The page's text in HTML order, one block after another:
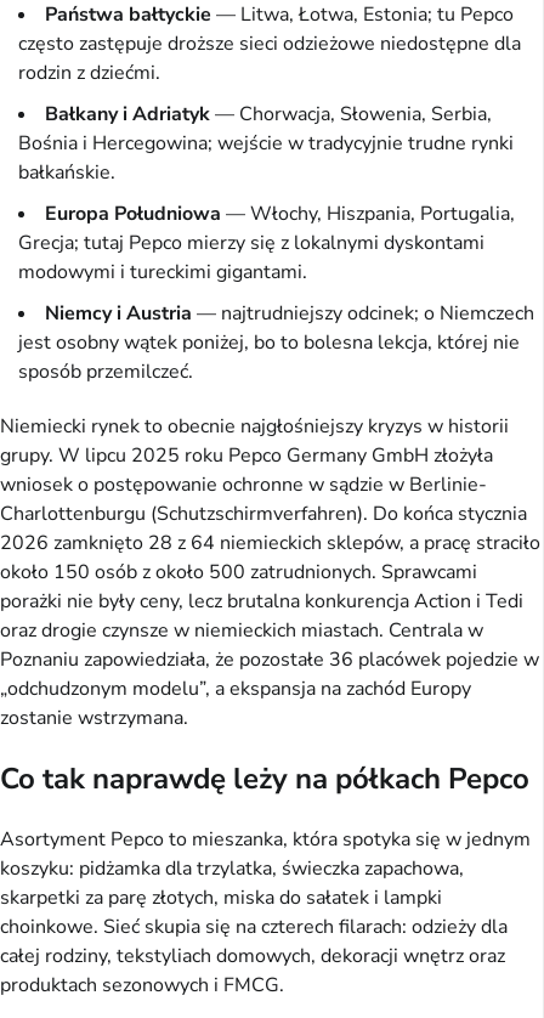
Państwa bałtyckie — Litwa, Łotwa, Estonia; tu Pepco
często zastępuje droższe sieci odzieżowe niedostępne dla
rodzin z dziećmi.
Bałkany i Adriatyk— Chorwacja, Słowenia, Serbia,
Bośnia i Hercegowina; wejście w tradycyjnie trudne rynki
bałkańskie.
Europa Południowa — Włochy, Hiszpania, Portugalia,
Grecja; tutaj Pepco mierzy się z lokalnymi dyskontami
modowymi i tureckimi gigantami.
Niemcy i Austria — najtrudniejszy odcinek; o Niemczech
jest osobny wątek poniżej, bo to bolesna lekcja, której nie
sposób przemilczeć.
Niemiecki rynek to obecnie najgłośniejszy kryzys w historii
grupy. W lipcu 2025 roku Pepco Germany GmbH złożyła
wniosek o postępowanie ochronne w sądzie w Berlinie-
Charlottenburgu (Schutzschirmverfahren). Do końca stycznia
2026 zamknięto 28 z 64 niemieckich sklepów, a pracę straciło
około 150 osób z około 500 zatrudnionych. Sprawcami
porażki nie były ceny, lecz brutalna konkurencja Action i Tedi
oraz drogie czynsze w niemieckich miastach. Centrala w
Poznaniu zapowiedziała, że pozostałe 36 placówek pojedzie w
„odchudzonym modelu”, a ekspansja na zachód Europy
zostanie wstrzymana.
Co tak naprawdę leży na półkach Pepco
Asortyment Pepco to mieszanka, która spotyka się w jednym
koszyku: pidżamka dla trzylatka, świeczka zapachowa,
skarpetki za parę złotych, miska do sałatek i lampki
choinkowe. Sieć skupia się na czterech filarach: odzieży dla
całej rodziny, tekstyliach domowych, dekoracji wnętrz oraz
produktach sezonowych i FMCG.